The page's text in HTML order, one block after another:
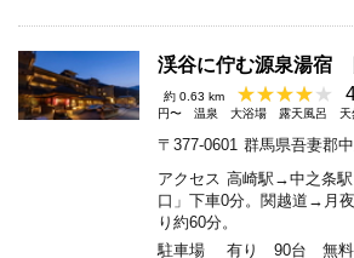
渓谷に佇む源泉湯宿
約 0.63 km
円〜
温泉 大浴場 露天風呂 天
〒377-0601 群馬県吾妻郡
アクセス 高崎駅→中之条
口」下車0分。関越道→月
り約60分。
駐車場
有り 90台 無料